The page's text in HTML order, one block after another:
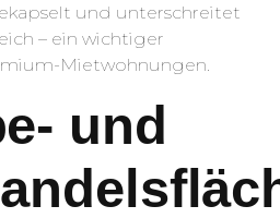
und unterschreitet
– ein wichtiger
Mietwohnungen.
und